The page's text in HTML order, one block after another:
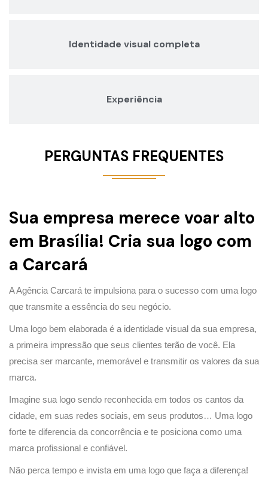
Identidade visual completa
Experiência
PERGUNTAS FREQUENTES
Sua empresa merece voar alto
em Brasília! Cria sua logo com
a Carcará
A Agência Carcará te impulsiona para o sucesso com uma logo
que transmite a essência do seu negócio.
Uma logo bem elaborada é a identidade visual da sua empresa,
a primeira impressão que seus clientes terão de você. Ela
precisa ser marcante, memorável e transmitir os valores da sua
marca.
Imagine sua logo sendo reconhecida em todos os cantos da
cidade, em suas redes sociais, em seus produtos… Uma logo
forte te diferencia da concorrência e te posiciona como uma
marca profissional e confiável.
Não perca tempo e invista em uma logo que faça a diferença!